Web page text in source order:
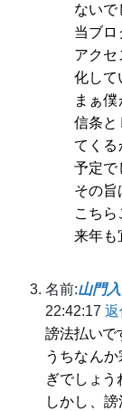
ないで
当ブロ
アクセ
化して
まぁ
信条と
てくる
予定で
その旨
こちら
来年も
名前:山門
22:42:17 返
謗法払いで
うちなん
ぎでしょう
しかし、